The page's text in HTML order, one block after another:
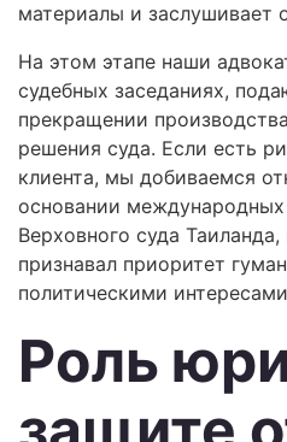
материалы и заслушивает
На этом этапе наши
судебных заседаниях,
прекращении
решения суда. Если есть
клиента, мы добиваемся
основании
Верховного суда
признавал приоритет
политическими
Роль